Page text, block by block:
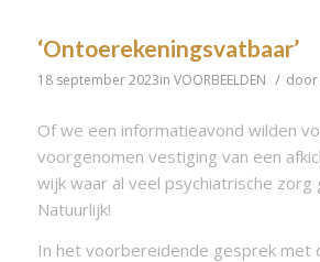
‘Ontoerekeningsvatbaar’
18 september 2023in VOORBEELDEN / door
Of we een informatieavond wilden
voorgenomen vestiging van een
wijk waar al veel psychiatrische zorg
Natuurlijk!
In het voorbereidende gesprek met